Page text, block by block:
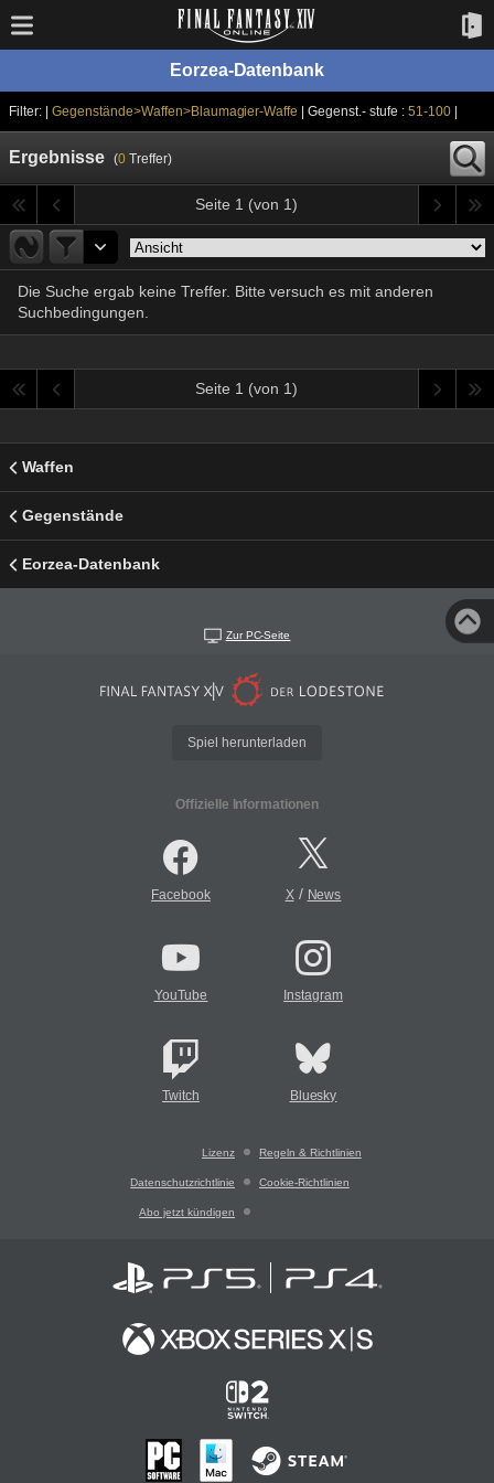
Eorzea-Datenbank
Filter: | Gegenstände>Waffen>Blaumagier-Waffe | Gegenst.- stufe :51-100|
Ergebnisse (0Treffer)
Seite 1 (von 1)
Die Suche ergab keine Treffer. Bitte versuch es mit anderen
Suchbedingungen.
Seite 1 (von 1)
Waffen
Gegenstände
Eorzea-Datenbank
Zur PC-Seite
Spiel herunterladen
Offizielle Informationen
Facebook X/ News
YouTube Instagram
Twitch Bluesky
Lizenz Regeln & Richtlinien
Datenschutzrichtlinie Cookie-Richtlinien
Abo jetzt kündigen